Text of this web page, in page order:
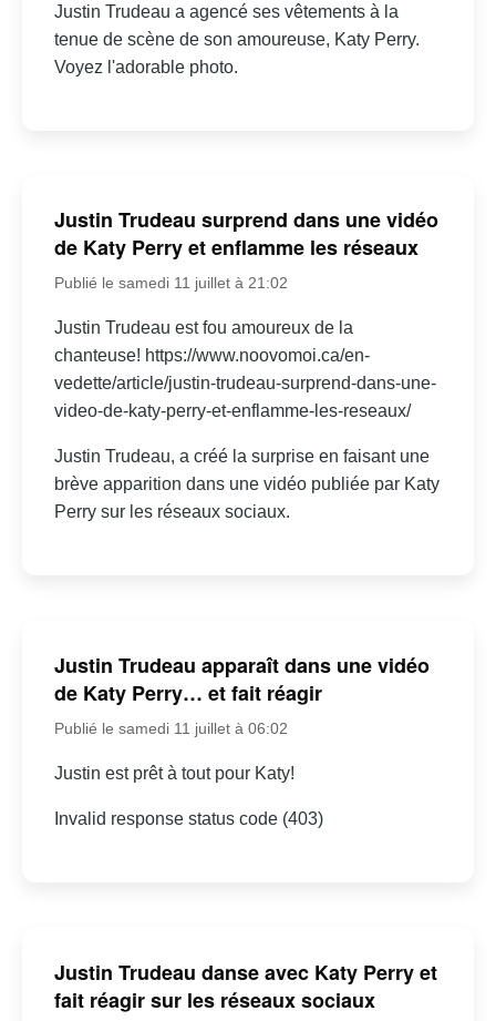
Justin Trudeau a agencé ses vêtements à la
tenue de scène de son amoureuse, Katy Perry.
Voyez l'adorable photo.
Justin Trudeau surprend dans une vidéo
de Katy Perry et enflamme les réseaux
Publié le samedi 11 juillet à 21:02
Justin Trudeau est fou amoureux de la
chanteuse! https://www.noovomoi.ca/en-
vedette/article/justin-trudeau-surprend-dans-une-
video-de-katy-perry-et-enflamme-les-reseaux/
Justin Trudeau, a créé la surprise en faisant une
brève apparition dans une vidéo publiée par Katy
Perry sur les réseaux sociaux.
Justin Trudeau apparaît dans une vidéo
de Katy Perry… et fait réagir
Publié le samedi 11 juillet à 06:02
Justin est prêt à tout pour Katy!
Invalid response status code (403)
Justin Trudeau danse avec Katy Perry et
fait réagir sur les réseaux sociaux